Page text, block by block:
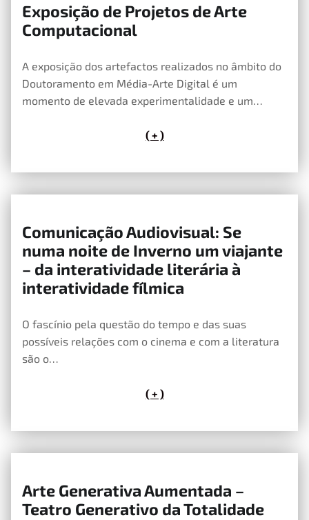
Exposição de Projetos de Arte
Computacional
A exposição dos artefactos realizados no âmbito do
Doutoramento em Média-Arte Digital é um
momento de elevada experimentalidade e um…
( + )
25 de Maio, 2020
Comunicação Audiovisual: Se
numa noite de Inverno um viajante
– da interatividade literária à
interatividade fílmica
O fascínio pela questão do tempo e das suas
possíveis relações com o cinema e com a literatura
são o…
( + )
Arte Generativa Aumentada –
Teatro Generativo da Totalidade
21 de Maio, 2020